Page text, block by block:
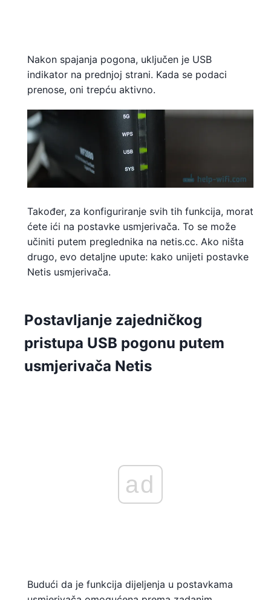
Nakon spajanja pogona, uključen je USB
indikator na prednjoj strani. Kada se podaci
prenose, oni trepću aktivno.
Također, za konfiguriranje svih tih funkcija, morat
ćete ići na postavke usmjerivača. To se može
učiniti putem preglednika na netis.cc. Ako ništa
drugo, evo detaljne upute: kako unijeti postavke
Netis usmjerivača.
Postavljanje zajedničkog
pristupa USB pogonu putem
usmjerivača Netis
ad
Budući da je funkcija dijeljenja u postavkama